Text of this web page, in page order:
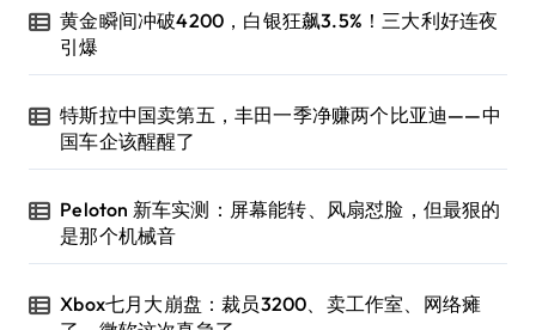
黄金瞬间冲破4200，白银狂飙3.5%！三大利好连夜
引爆
特斯拉中国卖第五，丰田一季净赚两个比亚迪——中
国车企该醒醒了
Peloton 新车实测：屏幕能转、风扇怼脸，但最狠的
是那个机械音
Xbox七月大崩盘：裁员3200、卖工作室、网络瘫